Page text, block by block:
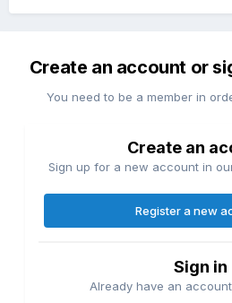
Create an account or
You need to be a member in
Create an
Sign up for a new account in
Register a new
Sign in
Already have an